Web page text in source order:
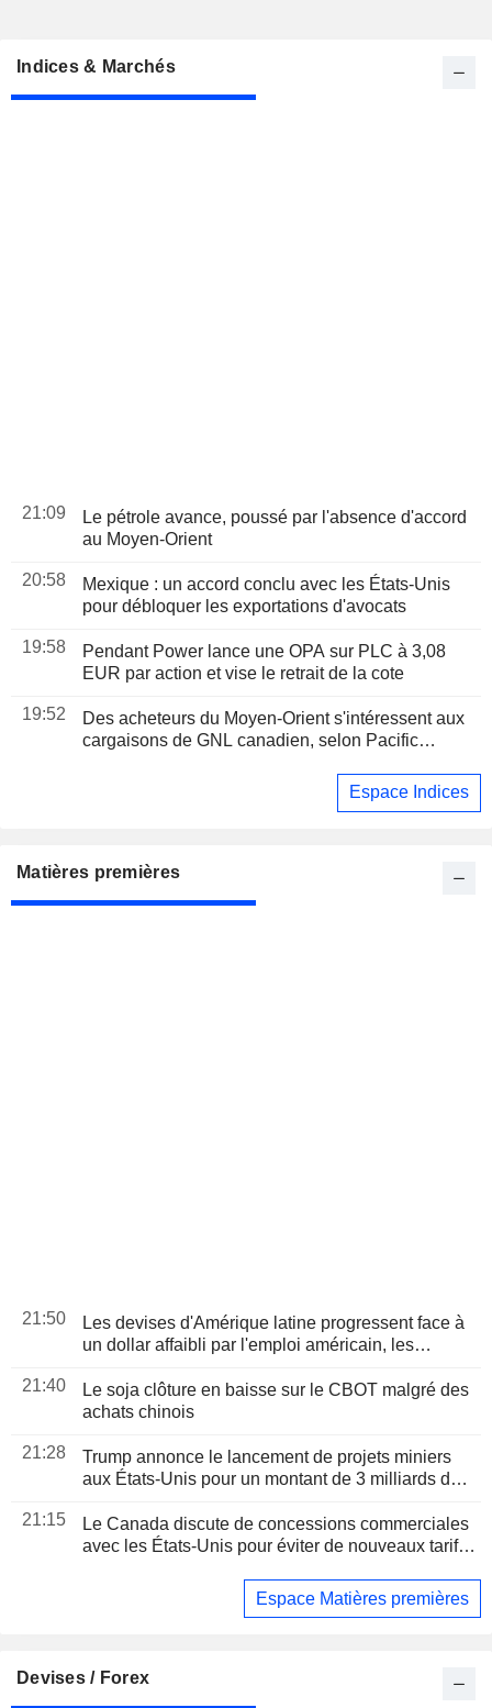
Indices & Marchés
21:09
Le pétrole avance, poussé par l'absence d'accord
au Moyen-Orient
20:58
Mexique : un accord conclu avec les États-Unis
pour débloquer les exportations d'avocats
19:58
Pendant Power lance une OPA sur PLC à 3,08
EUR par action et vise le retrait de la cote
19:52
Des acheteurs du Moyen-Orient s'intéressent aux
cargaisons de GNL canadien, selon Pacific
Espace Indices
Matières premières
21:50
Les devises d'Amérique latine progressent face à
un dollar affaibli par l'emploi américain, les
21:40
Le soja clôture en baisse sur le CBOT malgré des
achats chinois
21:28
Trump annonce le lancement de projets miniers
aux États-Unis pour un montant de 3 milliards de
21:15
Le Canada discute de concessions commerciales
avec les États-Unis pour éviter de nouveaux tarifs
Espace Matières premières
Devises / Forex